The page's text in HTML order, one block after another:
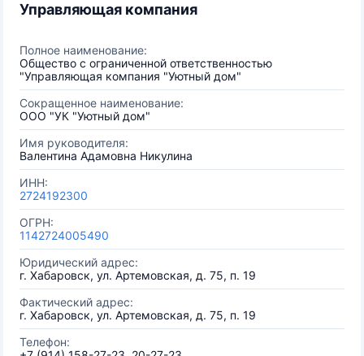
Управляющая компания
Полное наименование:
Общество с ограниченной ответственностью
"Управляющая компания "Уютный дом"
Сокращенное наименование:
ООО "УК "Уютный дом"
Имя руководителя:
Валентина Адамовна Никулина
ИНН:
2724192300
ОГРН:
1142724005490
Юридический адрес:
г. Хабаровск, ул. Артемовская, д. 75, п. 19
Фактический адрес:
г. Хабаровск, ул. Артемовская, д. 75, п. 19
Телефон: